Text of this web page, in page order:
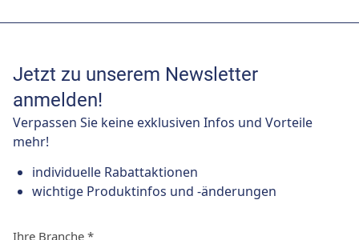
Jetzt zu unserem Newsletter
anmelden!
Verpassen Sie keine exklusiven Infos und Vorteile
mehr!
individuelle Rabattaktionen
wichtige Produktinfos und -änderungen
Ihre Branche *